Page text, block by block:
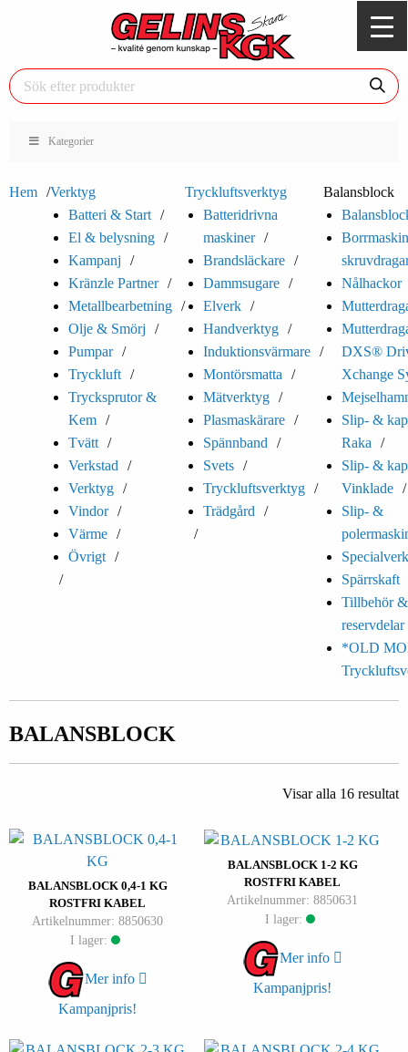
Kategorier
Hem
Verktyg
Batteri & Start
El & belysning
Kampanj
Kränzle Partner
Metallbearbetning
Olje & Smörj
Pumpar
Tryckluft
Trycksprutor &
Kem
Tvätt
Verkstad
Verktyg
Vindor
Värme
Övrigt
Tryckluftsverktyg
Batteridrivna
maskiner
Brandsläckare
Dammsugare
Elverk
Handverktyg
Induktionsvärmare
Montörsmatta
Mätverktyg
Plasmaskärare
Spännband
Svets
Tryckluftsverktyg
Trädgård
Balansblock
Nålhackor
DXS®
Xchange
Slip- &
Raka
Slip- &
Vinklade
Slip- &
Spärrskaft
Tillbehör &
reservdelar
*OLD
BALANSBLOCK
Visar alla 16 resultat
BALANSBLOCK 0,4-1 KG
ROSTFRI KABEL
Artikelnummer: 8850630
I lager:
Mer info
Kampanjpris!
BALANSBLOCK 1-2 KG
ROSTFRI KABEL
Artikelnummer: 8850631
I lager:
Mer info
Kampanjpris!